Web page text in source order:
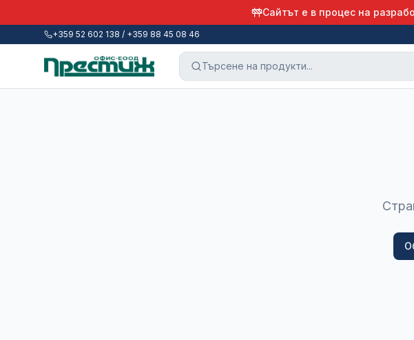
Сайтът е в процес на
+359 52 602 138 / +359 88 45 08 46